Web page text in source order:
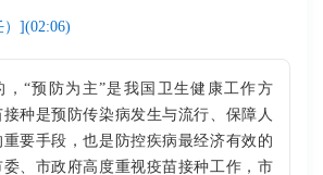
）](02:06)
，“预防为主”是我国卫生健康工作方
种是预防传染病发生与流行、保障人
重要手段，也是防控疾病最经济有效的
、市政府高度重视疫苗接种工作，市